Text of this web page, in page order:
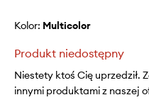
Kolor: multicolor
Produkt niedostępny
Niestety ktoś Cię uprzedził.
innymi produktami z naszej